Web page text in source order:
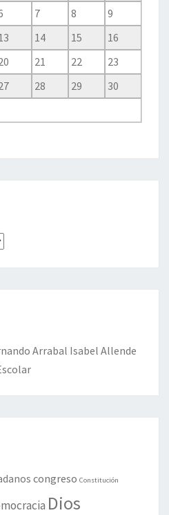
7 8
9
14 15
16
21 22
23
28 29
30
Arrabal Isabel Allende
congreso Constitución
Dios